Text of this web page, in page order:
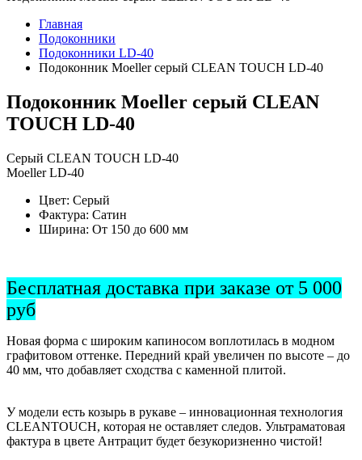
Главная
Подоконники
Подоконники LD-40
Подоконник Moeller серый CLEAN TOUCH LD-40
Подоконник Moeller серый CLEAN
TOUCH LD-40
Серый CLEAN TOUCH LD-40
Moeller LD-40
Цвет: Серый
Фактура: Сатин
Ширина: От 150 до 600 мм
Бесплатная доставка при заказе от 5 000
руб
Новая форма с широким капиносом воплотилась в модном
графитовом оттенке. Передний край увеличен по высоте – до
40 мм, что добавляет сходства с каменной плитой.
У модели есть козырь в рукаве – инновационная технология
CLEANTOUCH, которая не оставляет следов. Ультраматовая
фактура в цвете Антрацит будет безукоризненно чистой!